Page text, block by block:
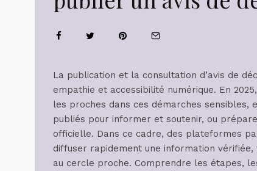
La publication et la consultation d’avis de
empathie et accessibilité numérique. En
les proches dans ces démarches sensibles,
publiés pour informer et soutenir, ou
officielle. Dans ce cadre, des plateformes
diffuser rapidement une information
au cercle proche. Comprendre les étapes,